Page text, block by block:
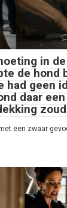
in de
de hond
had geen
daar een
een zwaar